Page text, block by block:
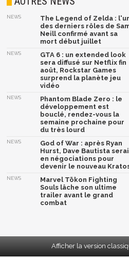
NEWS
The Legend of Zelda :
des derniers rôles de
Neill confirmé avant sa
mort début juillet
NEWS
GTA 6 : un extended look
sera diffusé sur Netflix fin
août, Rockstar Games
surprend la planète jeu
vidéo
NEWS
Phantom Blade Zero : le
développement est
bouclé, rendez-vous la
semaine prochaine pour
du très lourd
NEWS
God of War : après Ryan
Hurst, Dave Bautista
en négociations pour
devenir le nouveau
NEWS
Marvel Tōkon Fighting
Souls lâche son ultime
trailer avant le grand
combat
Afficher la version